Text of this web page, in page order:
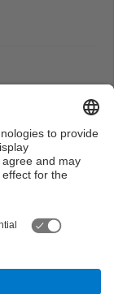
work is
Attribution-